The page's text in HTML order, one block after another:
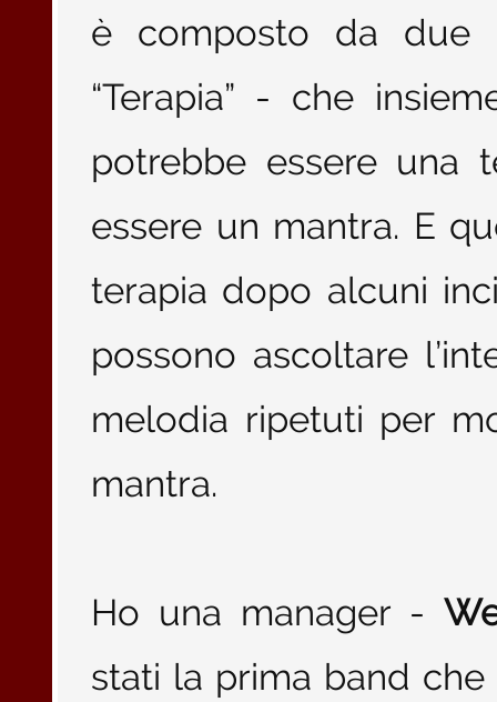
è composto da due
“Terapia” - che
potrebbe essere una
essere un mantra. E
terapia dopo alcuni
possono ascoltare
melodia ripetuti per
mantra.
Ho una manager -
stati la prima band